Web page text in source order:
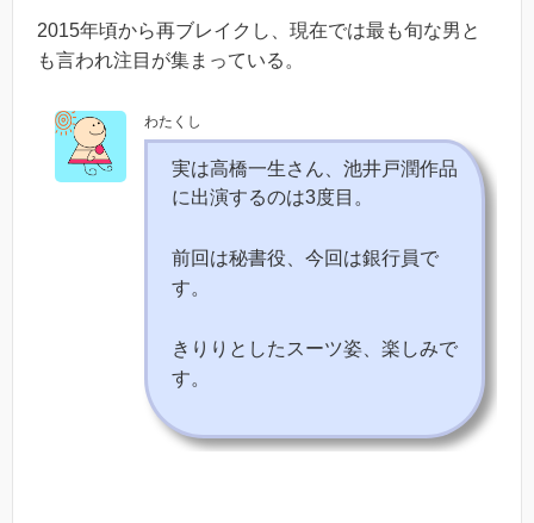
2015年頃から再ブレイクし、現在では最も旬な男と
も言われ注目が集まっている。
わたくし
実は高橋一生さん、池井戸潤作品
に出演するのは3度目。
前回は秘書役、今回は銀行員で
す。
きりりとしたスーツ姿、楽しみで
す。